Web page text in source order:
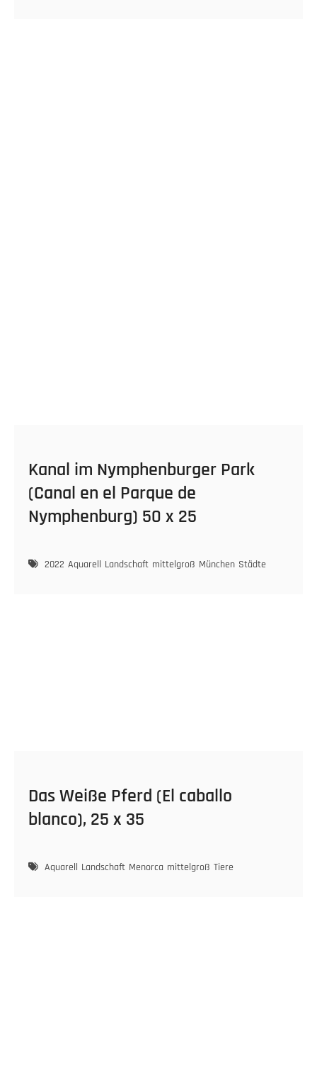
Kanal im Nymphenburger Park
(Canal en el Parque de
Nymphenburg) 50 x 25
2022 Aquarell Landschaft mittelgroß München Städte
Das Weiße Pferd (El caballo
blanco), 25 x 35
Aquarell Landschaft Menorca mittelgroß Tiere